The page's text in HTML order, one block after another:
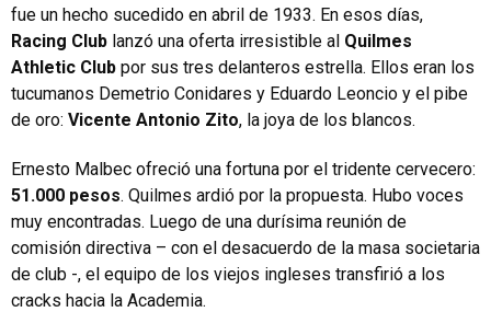
fue un hecho sucedido en abril de 1933. En esos días,
Racing Club lanzó una oferta irresistible al Quilmes
Athletic Club por sus tres delanteros estrella. Ellos eran los
tucumanos Demetrio Conidares y Eduardo Leoncio y el pibe
de oro: Vicente Antonio Zito, la joya de los blancos.
Ernesto Malbec ofreció una fortuna por el tridente cervecero:
51.000 pesos. Quilmes ardió por la propuesta. Hubo voces
muy encontradas. Luego de una durísima reunión de
comisión directiva – con el desacuerdo de la masa societaria
de club -, el equipo de los viejos ingleses transfirió a los
cracks hacia la Academia.